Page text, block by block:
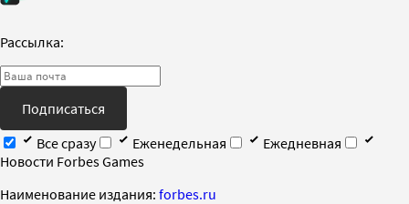
Рассылка:
Подписаться
Все сразу
Еженедельная
Ежедневная
Новости Forbes Games
Наименование издания: forbes.ru